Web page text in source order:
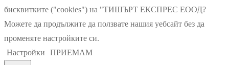
бисквитките ("cookies") на "ТИШЪРТ ЕКСПРЕС ЕООД?
Можете да продължите да ползвате нашия уебсайт без да
променяте настройките си.
Настройки
ПРИЕМАМ